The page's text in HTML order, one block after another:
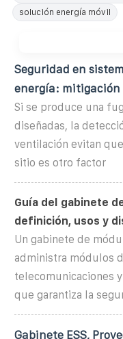
solución energía móvil
Seguridad en
energía: mitigación
Si se produce una
diseñadas, la
ventilación evitan
sitio es otro factor
Guía del gabinete
definición, usos y
Un gabinete de
administra módulos
telecomunicaciones
que garantiza la
Gabinete ESS,